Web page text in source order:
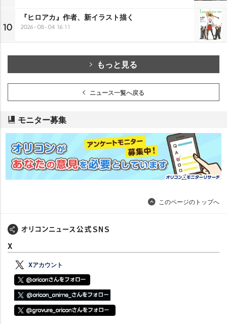
10
『ヒロアカ』作者、新イラスト描く
2026-08-04 16:11
もっと見る
ニュース一覧へ戻る
モニター募集
このページのトップへ
X
Xアカウント